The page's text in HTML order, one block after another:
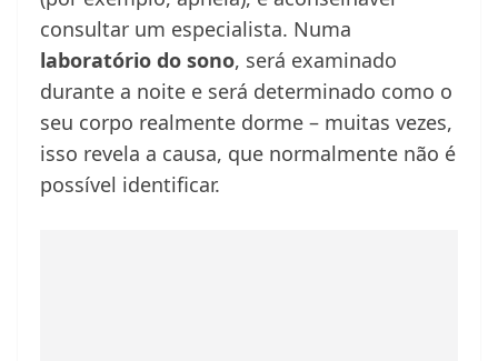
consultar um especialista. Numa
laboratório do sono, será examinado
durante a noite e será determinado como o
seu corpo realmente dorme – muitas vezes,
isso revela a causa, que normalmente não é
possível identificar.